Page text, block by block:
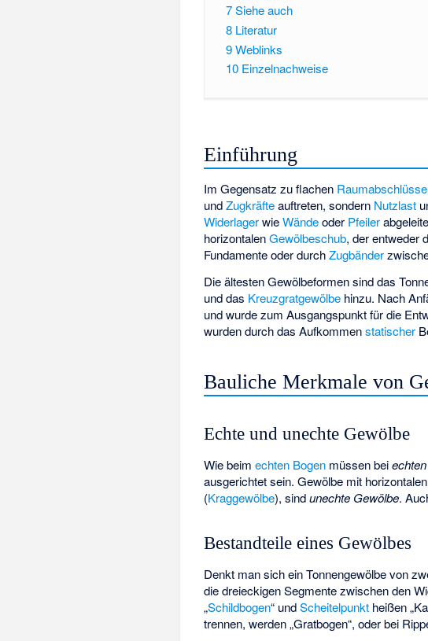
7Siehe auch
8 Literatur
9Weblinks
10 Einzelnachweise
Einführung
Im Gegensatz zu flachen
undZugkräfteauftreten, sondern Nutzlast
WiderlagerwieWändeoder Pfeiler
horizontalenGewölbeschub, der entweder
Fundamente oder durchZugbänder
Die ältesten Gewölbeformen sind das
und das Kreuzgratgewölbe hinzu. Nach
und wurde zum Ausgangspunkt für die
wurden durch das Aufkommenstatischer
Bauliche Merkmale von
Echte und unechte Gewölbe
Wie beimechten Bogen müssen bei
ausgerichtet sein. Gewölbe mit
(Kraggewölbe), sindunechte Gewölbe.
Bestandteile eines Gewölbes
Denkt man sich ein Tonnengewölbe von
die dreieckigen Segmente zwischen den
„Schildbogen“ undScheitelpunkt heißen
trennen, werden „Gratbogen“, oder bei